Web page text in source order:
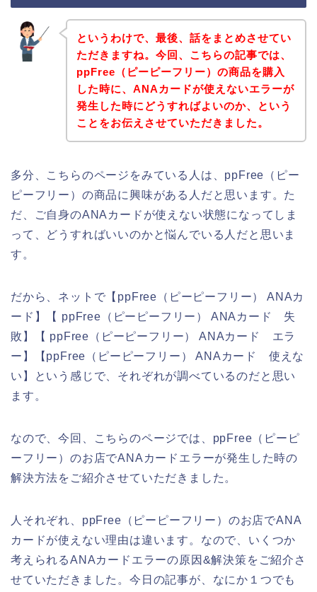
というわけで、最後、話をまとめさせてい
ただきますね。今回、こちらの記事では、
ppFree（ピーピーフリー）の商品を購入
した時に、ANAカードが使えないエラーが
発生した時にどうすればよいのか、という
ことをお伝えさせていただきました。
多分、こちらのページをみている人は、ppFree（ピー
ピーフリー）の商品に興味がある人だと思います。た
だ、ご自身のANAカードが使えない状態になってしま
って、どうすればいいのかと悩んでいる人だと思いま
す。
だから、ネットで【ppFree（ピーピーフリー） ANAカ
ード】【 ppFree（ピーピーフリー） ANAカード 失
敗】【 ppFree（ピーピーフリー） ANAカード エラ
ー】【ppFree（ピーピーフリー） ANAカード 使えな
い】という感じで、それぞれが調べているのだと思い
ます。
なので、今回、こちらのページでは、ppFree（ピーピ
ーフリー）のお店でANAカードエラーが発生した時の
解決方法をご紹介させていただきました。
人それぞれ、ppFree（ピーピーフリー）のお店でANA
カードが使えない理由は違います。なので、いくつか
考えられるANAカードエラーの原因&解決策をご紹介さ
せていただきました。今日の記事が、なにか１つでも